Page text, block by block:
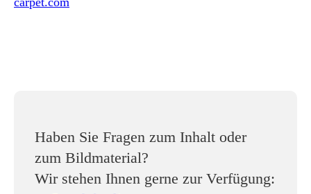
Haben Sie Fragen zum Inhalt oder
zum Bildmaterial?
Wir stehen Ihnen gerne zur Verfügung: